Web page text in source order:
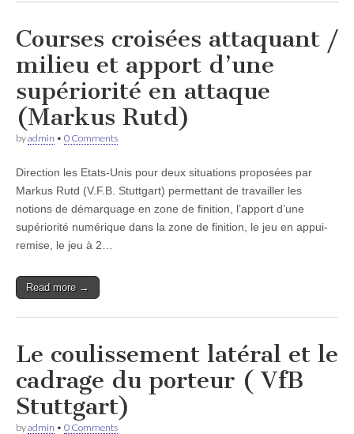
Courses croisées attaquant /
milieu et apport d’une
supériorité en attaque
(Markus Rutd)
byadmin • 0 Comments
Direction les Etats-Unis pour deux situations proposées par
Markus Rutd (V.F.B. Stuttgart) permettant de travailler les
notions de démarquage en zone de finition, l’apport d’une
supériorité numérique dans la zone de finition, le jeu en appui-
remise, le jeu à 2…
Read more →
Le coulissement latéral et le
cadrage du porteur ( VfB
Stuttgart)
byadmin • 0 Comments